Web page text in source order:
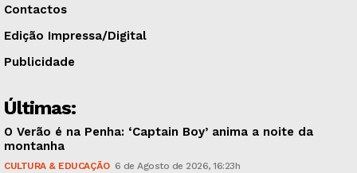
Contactos
Edição Impressa/Digital
Publicidade
Últimas:
O Verão é na Penha: ‘Captain Boy’ anima a noite da
montanha
CULTURA & EDUCAÇÃO 6 de Agosto de 2026, 16:23h